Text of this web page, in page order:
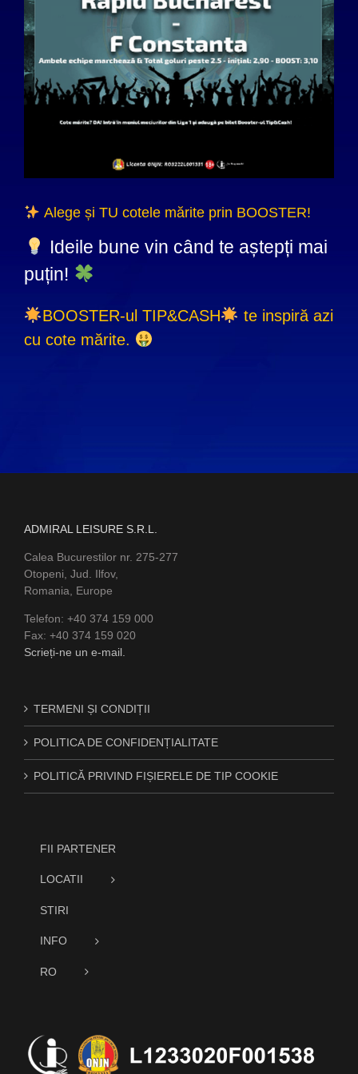
Alege și TU cotele mărite prin BOOSTER!
Ideile bune vin când te aștepți mai
puțin!
BOOSTER-ul TIP&CASH
te inspiră azi
cu cote mărite.
ADMIRAL LEISURE S.R.L.
Calea Bucurestilor nr. 275-277
Otopeni, Jud. Ilfov,
Romania, Europe
Telefon: +40 374 159 000
Fax: +40 374 159 020
Scrieți-ne un e-mail.
TERMENI ȘI CONDIȚII
POLITICA DE CONFIDENȚIALITATE
POLITICĂ PRIVIND FIȘIERELE DE TIP COOKIE
FII PARTENER
LOCATII
STIRI
INFO
RO